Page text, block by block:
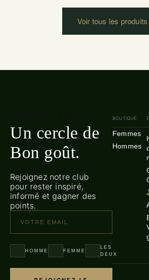
Voir tous les produits
Un cercle de
Bon goût.
Rejoignez notre club
pour rester inspiré,
informé et gagner des
points.
HOMME FEMME
LES
DEUX
BOUTIQUE
Femmes
Hommes